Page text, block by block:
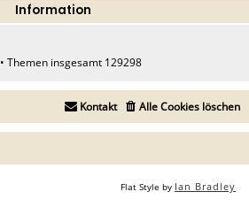
Information
• Themen insgesamt 129298
Alle Cookies löschen
Kontakt
Flat Style by Ian Bradley